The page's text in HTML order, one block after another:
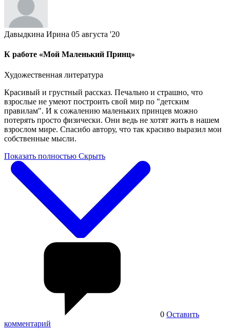
Давыдкина Ирина 05 августа '20
К работе «Мой Маленький Принц»
Художественная литература
Красивый и грустный рассказ. Печально и страшно, что
взрослые не умеют построить свой мир по "детским
правилам". И к сожалению маленьких принцев можно
потерять просто физически. Они ведь не хотят жить в нашем
взрослом мире. Спасибо автору, что так красиво выразил мои
собственные мысли.
Показать полностью Скрыть
0 Оставить
комментарий